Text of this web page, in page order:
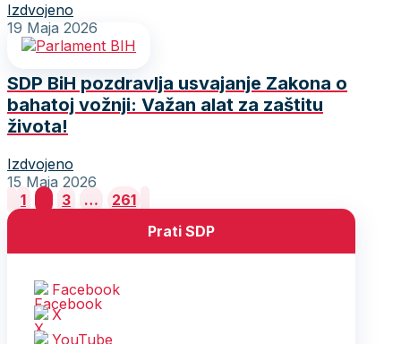
Izdvojeno
19 Maja 2026
SDP BiH pozdravlja usvajanje Zakona o
bahatoj vožnji: Važan alat za zaštitu
života!
Izdvojeno
15 Maja 2026
Posts
pagination
1 3 …
261
Prati SDP
Facebook
X
YouTube